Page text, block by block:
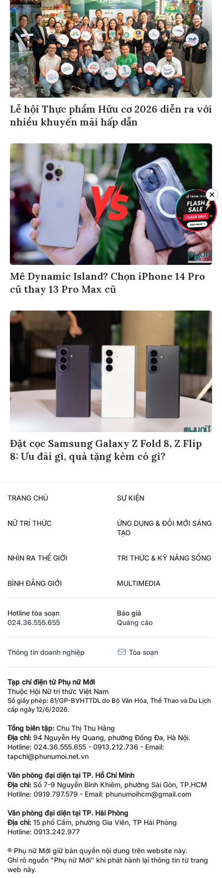
Lễ hội Thực phẩm Hữu cơ 2026 diễn ra với
nhiều khuyến mãi hấp dẫn
Mê Dynamic Island? Chọn iPhone 14 Pro
cũ thay 13 Pro Max cũ
Đặt cọc Samsung Galaxy Z Fold 8, Z Flip
8: Ưu đãi gì, quà tặng kèm có gì?
TRANG CHỦ SỰ KIỆN
NỮ TRÍ THỨC
ỨNG DỤNG & ĐỔI MỚI SÁNG
TẠO
NHÌN RA THẾ GIỚI TRI THỨC & KỸ NĂNG SỐNG
BÌNH ĐẲNG GIỚI MULTIMEDIA
Hotline tòa soạn
024.36.555.655
Báo giá
Quảng cáo
Thông tin doanh nghiệp Tòa soạn
Tạp chí điện tử Phụ nữ Mới
Thuộc Hội Nữ trí thức Việt Nam
Số giấy phép: 81/GP-BVHTTDL do Bộ Văn Hóa, Thể Thao và Du Lịch
cấp ngày 12/6/2026.
Tổng biên tập: Chu Thị Thu Hằng
Địa chỉ: 94 Nguyễn Hy Quang, phường Đống Đa, Hà Nội.
Hotline: 024.36.555.655 - 0913.212.736 - Email:
tapchi@phunumoi.net.vn
Văn phòng đại diện tại TP. Hồ Chí Minh
Địa chỉ: Số 7-9 Nguyễn Bỉnh Khiêm, phường Sài Gòn, TP.HCM
Hotline: 0919.797.579 - Email: phunumoihcm@gmail.com
Văn phòng đại diện tại TP. Hải Phòng
Địa chỉ: 15 phố Cấm, phường Gia Viên, TP Hải Phòng
Hotline: 0913.242.977
® Phụ nữ Mới giữ bản quyền nội dung trên website này.
Ghi rõ nguồn "Phụ nữ Mới" khi phát hành lại thông tin từ trang
web này.
✕